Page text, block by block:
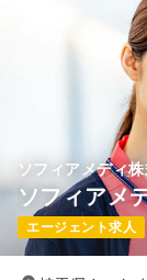
ソフィアメディ
ソフィアメ
エージェント求人